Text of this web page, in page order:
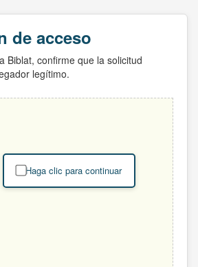
de acceso
Biblat, confirme que la solicitud
legítimo.
Haga clic para continuar